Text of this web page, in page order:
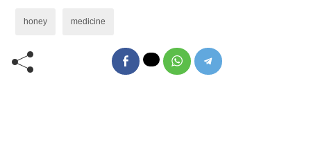
चीनी की जगह आप अपने खाने में शहद का इस्तेमाल कर सकते हैं।
ये ब्लड शुगर के साथ वज़न को भी नियंत्रित रखता है।
honey medicine